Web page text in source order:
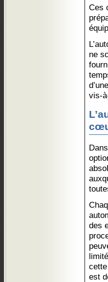
Ces
ne
vis-
des
est